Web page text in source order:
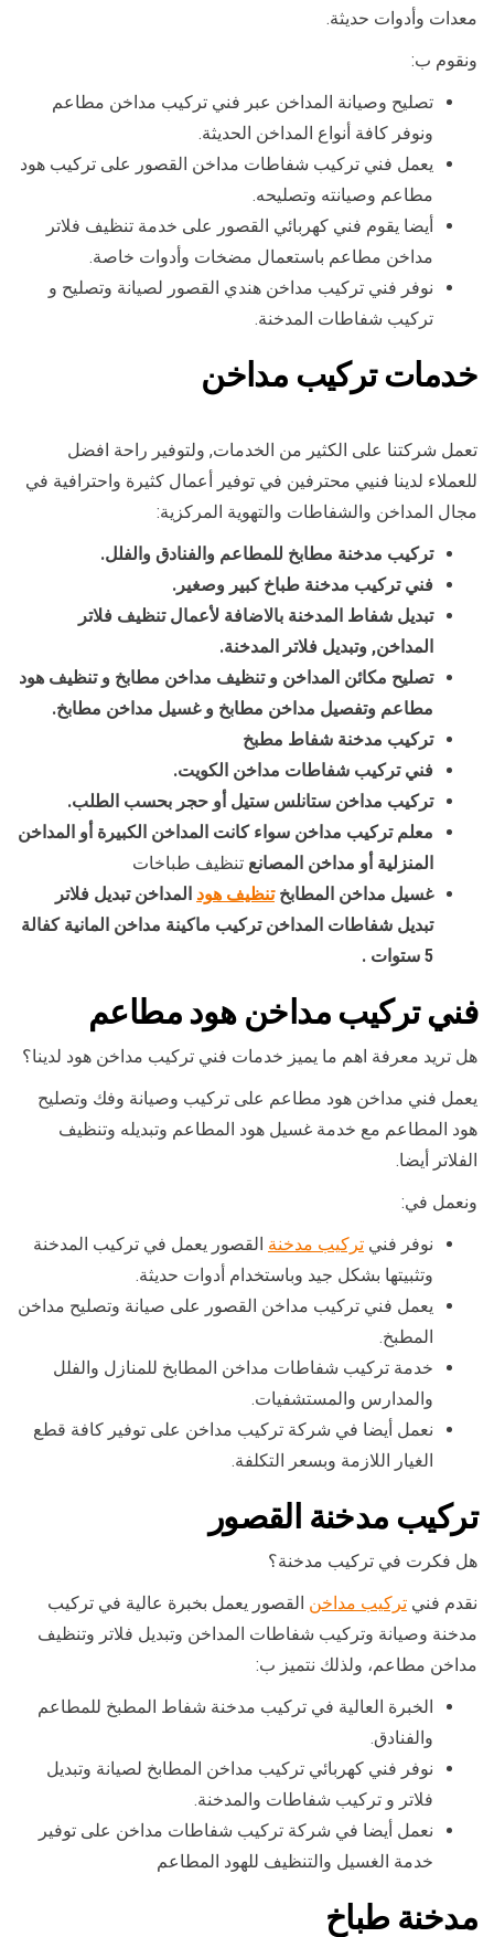
معدات وأدوات حديثة.
ونقوم ب:
تصليح وصيانة المداخن عبر فني تركيب مداخن مطاعم
ونوفر كافة أنواع المداخن الحديثة.
يعمل فني تركيب شفاطات مداخن القصور على تركيب هود
مطاعم وصيانته وتصليحه.
أيضا يقوم فني كهربائي القصور على خدمة تنظيف فلاتر
مداخن مطاعم باستعمال مضخات وأدوات خاصة.
نوفر فني تركيب مداخن هندي القصور لصيانة وتصليح و
تركيب شفاطات المدخنة.
خدمات تركيب مداخن
تعمل شركتنا على الكثير من الخدمات, ولتوفير راحة افضل
للعملاء لدينا فنيي محترفين في توفير أعمال كثيرة واحترافية في
مجال المداخن والشفاطات والتهوية المركزية:
تركيب مدخنة مطابخ للمطاعم والفنادق والفلل.
فني تركيب مدخنة طباخ كبير وصغير.
تبديل شفاط المدخنة بالاضافة لأعمال تنظيف فلاتر
المداخن, وتبديل فلاتر المدخنة.
تصليح مكائن المداخن و تنظيف مداخن مطابخ و تنظيف هود
مطاعم وتفصيل مداخن مطابخ و غسيل مداخن مطابخ.
تركيب مدخنة شفاط مطبخ
فني تركيب شفاطات مداخن الكويت.
تركيب مداخن ستانلس ستيل أو حجر بحسب الطلب.
معلم تركيب مداخن سواء كانت المداخن الكبيرة أو المداخن
المنزلية أو مداخن المصانع تنظيف طباخات
غسيل مداخن المطابختنظيف هود المداخن تبديل فلاتر
تبديل شفاطات المداخن تركيب ماكينة مداخن المانية كفالة
5 ستوات .
فني تركيب مداخن هود مطاعم
هل تريد معرفة اهم ما يميز خدمات فني تركيب مداخن هود لدينا؟
يعمل فني مداخن هود مطاعم على تركيب وصيانة وفك وتصليح
هود المطاعم مع خدمة غسيل هود المطاعم وتبديله وتنظيف
الفلاتر أيضا.
ونعمل في:
نوفر فني تركيب مدخنة القصور يعمل في تركيب المدخنة
وتثبيتها بشكل جيد وباستخدام أدوات حديثة.
يعمل فني تركيب مداخن القصور على صيانة وتصليح مداخن
المطبخ.
خدمة تركيب شفاطات مداخن المطابخ للمنازل والفلل
والمدارس والمستشفيات.
نعمل أيضا في شركة تركيب مداخن على توفير كافة قطع
الغيار اللازمة وبسعر التكلفة.
تركيب مدخنة القصور
هل فكرت في تركيب مدخنة؟
نقدم فني تركيب مداخن القصور يعمل بخبرة عالية في تركيب
مدخنة وصيانة وتركيب شفاطات المداخن وتبديل فلاتر وتنظيف
مداخن مطاعم، ولذلك نتميز ب:
الخبرة العالية في تركيب مدخنة شفاط المطبخ للمطاعم
والفنادق.
نوفر فني كهربائي تركيب مداخن المطابخ لصيانة وتبديل
فلاتر و تركيب شفاطات والمدخنة.
نعمل أيضا في شركة تركيب شفاطات مداخن على توفير
خدمة الغسيل والتنظيف للهود المطاعم
مدخنة طباخ